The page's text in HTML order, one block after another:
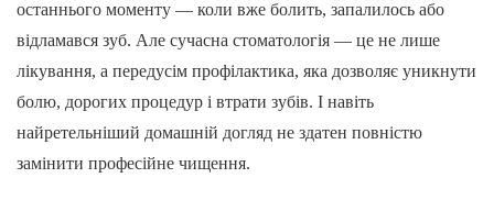
останнього моменту — коли вже болить, запалилось або
відламався зуб. Але сучасна стоматологія — це не лише
лікування, а передусім профілактика, яка дозволяє уникнути
болю, дорогих процедур і втрати зубів. І навіть
найретельніший домашній догляд не здатен повністю
замінити професійне чищення.